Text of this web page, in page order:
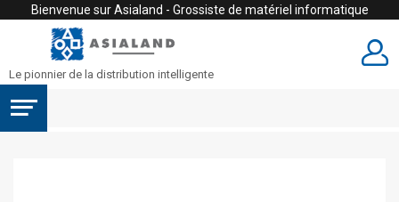
Bienvenue sur Asialand - Grossiste de matériel informatique
Le pionnier de la distribution intelligente